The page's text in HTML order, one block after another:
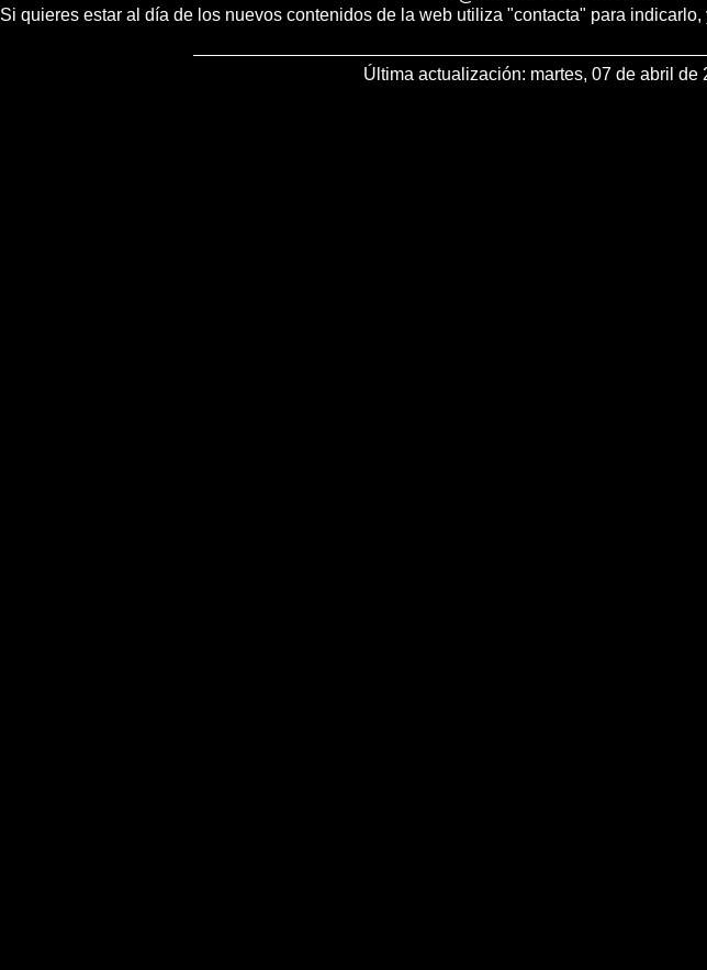
Si quieres estar al día de los nuevos contenidos de la web utiliza "contacta" para
Última actualización: martes, 07 de abril de